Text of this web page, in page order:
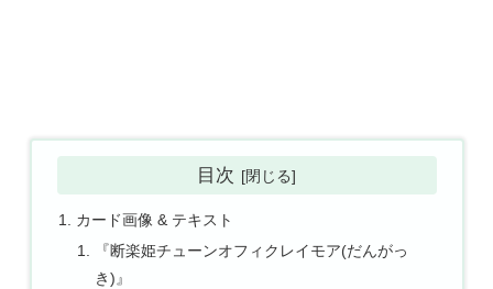
目次
カード画像 & テキスト
『断楽姫チューンオフィクレイモア(だんがっ
き)』